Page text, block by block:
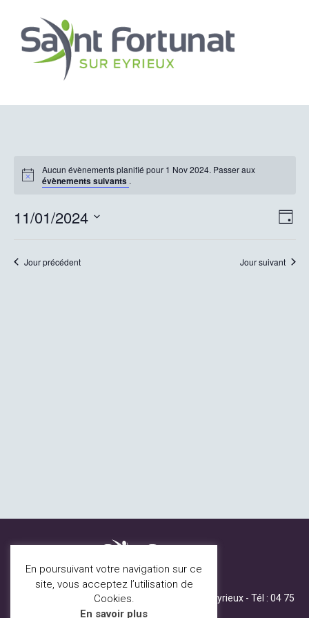
Aucun évènements planifié pour 1 Nov 2024. Passer aux
évènements suivants .
Jour
11/01/2024
date.Jour précédent Jour suivant
80 B, allée de la mairie, 07360 St Fortunat sur Eyrieux - Tél : 04 75
65 23 96-Mentions légales
En poursuivant votre navigation sur ce
site, vous acceptez l’utilisation de
Cookies.
En savoir plus